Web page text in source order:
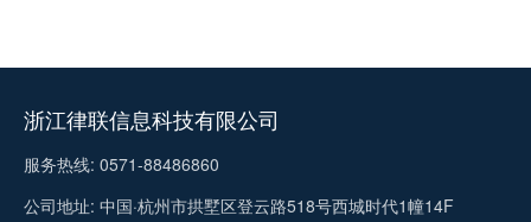
浙江律联信息科技有限公司
服务热线: 0571-88486860
公司地址: 中国·杭州市拱墅区登云路518号西城时代1幢14F